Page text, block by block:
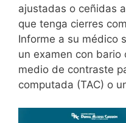
ajustadas o ceñidas
que tenga cierres
Informe a su médico
un examen con bario
medio de contraste
computada (TAC) o